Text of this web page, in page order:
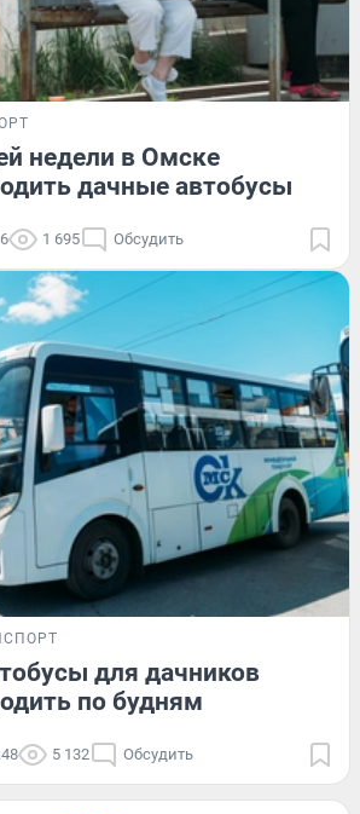
недели в Омске
дачные автобусы
1 695 Обсудить
для дачников
по будням
5 132 Обсудить